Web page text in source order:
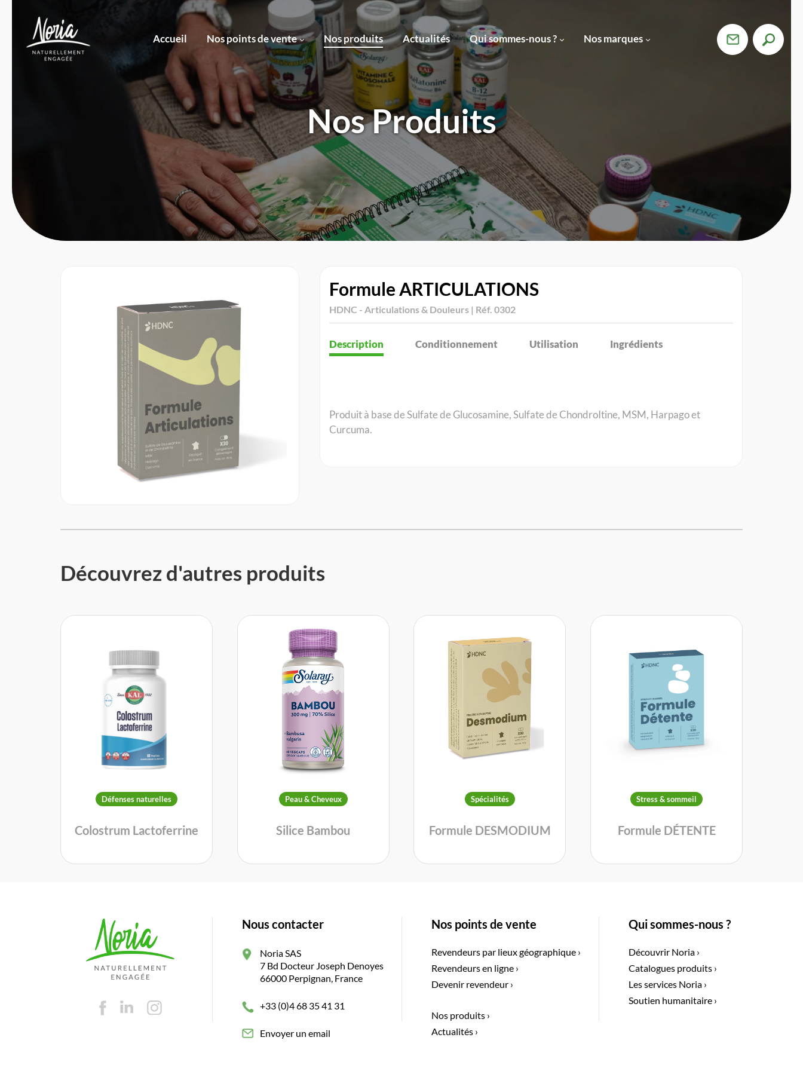
Accueil Nos points de vente Nos produits Actualités Qui sommes-nous ? Nos marques
Revendeurs par
lieux géographique ›
Revendeurs
en ligne ›
Nos Produits
Formule ARTICULATIONS
HDNC - Articulations & Douleurs | Réf. 0302
Description Conditionnement Utilisation Ingrédients
Produit à base de Sulfate de Glucosamine, Sulfate de ChondroItine, MSM, Harpago et
Curcuma.
Découvrez d'autres produits
Défenses naturelles
Colostrum Lactoferrine
Peau & Cheveux
Silice Bambou
Spécialités
Formule DESMODIUM
Stress & sommeil
Formule DÉTENTE
Nous contacter
Noria SAS
7 Bd Docteur Joseph Denoyes
66000 Perpignan, France
+33 (0)4 68 35 41 31
Envoyer un email
Nos points de vente
Revendeurs par lieux géographique ›
Revendeurs en ligne ›
Devenir revendeur ›
Nos produits ›
Actualités ›
Qui sommes-nous ?
Découvrir Noria ›
Catalogues produits ›
Les services Noria ›
Soutien humanitaire ›